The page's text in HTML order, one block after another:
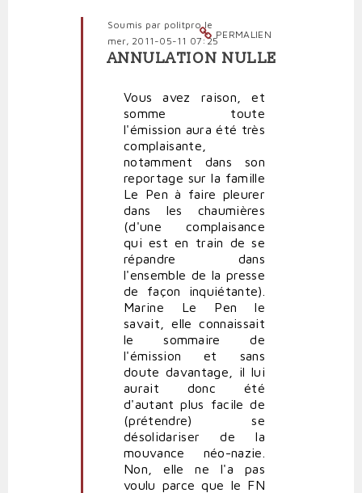
PERMALIEN
Soumis par politprole
mer, 2011-05-11 07:25
En
participant
l'émission
Polit'producteur
(non
vérifié)
ANNULATION NULLE
Vous avez raison, et
somme toute
l'émission aura été très
complaisante,
notamment dans son
reportage sur la famille
Le Pen à faire pleurer
dans les chaumières
(d'une complaisance
qui est en train de se
répandre dans
l'ensemble de la presse
de façon inquiétante).
Marine Le Pen le
savait, elle connaissait
le sommaire de
l'émission et sans
doute davantage, il lui
aurait donc été
d'autant plus facile de
(prétendre) se
désolidariser de la
mouvance néo-nazie.
Non, elle ne l'a pas
voulu parce que le FN